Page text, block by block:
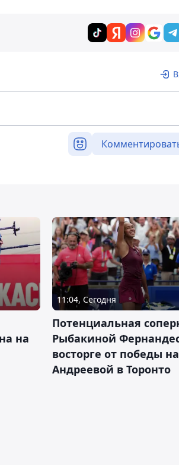
на
11:04, Сегодня
Потенциальная
Рыбакиной
восторге от победы
Андреевой в Торонто